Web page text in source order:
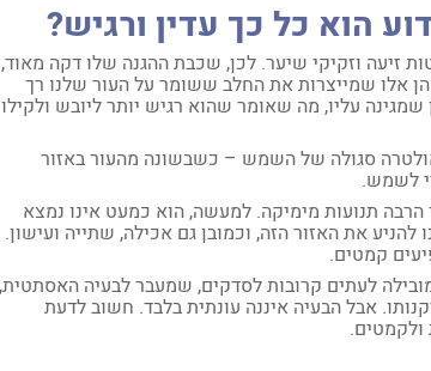
הוא כל כך עדין ורגיש?
זיעה וזקיקי שיער. לכן, שכבת ההגנה שלו דקה מאוד,
הן אלו שמייצרות את החלב ששומר על העור שלנו רך
עליו, מה שאומר שהוא רגיש יותר ליובש
סגולה של השמש – כשבשונה מהעור באזור
לשמש.
תנועות מימיקה. למעשה, הוא כמעט אינו נמצא
להניע את האזור הזה, וכמובן גם אכילה, שתייה ועישון.
קמטים.
לעתים קרובות לסדקים, שמעבר לבעיה האסתטית,
אבל הבעיה איננה עונתית בלבד. חשוב לדעת
ולקמטים.